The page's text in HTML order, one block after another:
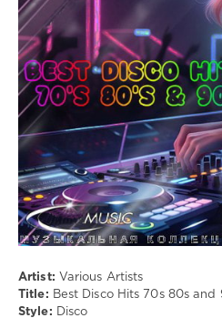
Disco
Artist: Various Artists
Title: Best Disco Hits 70s 80s and
Style: Disco